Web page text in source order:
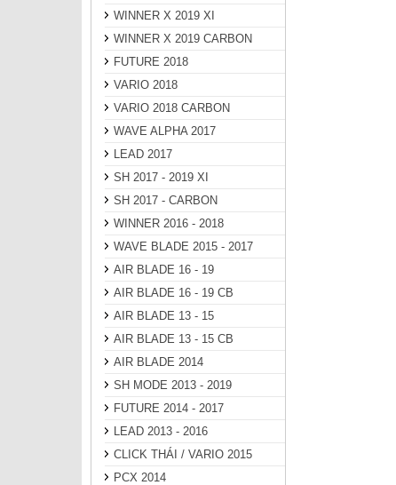
WINNER X 2019 XI
WINNER X 2019 CARBON
FUTURE 2018
VARIO 2018
VARIO 2018 CARBON
WAVE ALPHA 2017
LEAD 2017
SH 2017 - 2019 XI
SH 2017 - CARBON
WINNER 2016 - 2018
WAVE BLADE 2015 - 2017
AIR BLADE 16 - 19
AIR BLADE 16 - 19 CB
AIR BLADE 13 - 15
AIR BLADE 13 - 15 CB
AIR BLADE 2014
SH MODE 2013 - 2019
FUTURE 2014 - 2017
LEAD 2013 - 2016
CLICK THÁI / VARIO 2015
PCX 2014